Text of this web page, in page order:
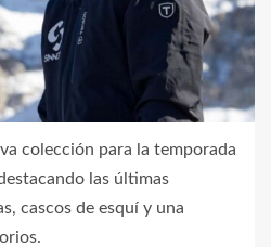
colección para la temporada
las últimas
cascos de esquí y una